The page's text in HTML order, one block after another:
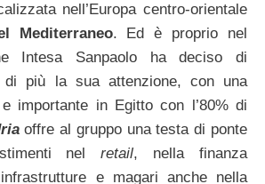
nell’Europa centro-orientale
Mediterraneo. Ed è proprio nel
Intesa Sanpaolo ha deciso di
di più la sua attenzione, con una
importante in Egitto con l’80% di
offre al gruppo una testa di ponte
nelretail, nella finanza
e magari anche nella